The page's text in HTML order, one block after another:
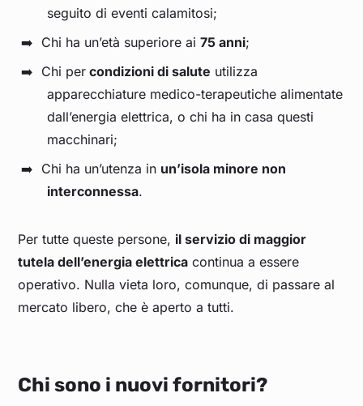
seguito di eventi calamitosi;
Chi ha un’età superiore ai 75 anni;
Chi per condizioni di salute utilizza
apparecchiature medico-terapeutiche alimentate
dall’energia elettrica, o chi ha in casa questi
macchinari;
Chi ha un’utenza in un’isola minore non
interconnessa.
Per tutte queste persone, il servizio di maggior
tutela dell’energia elettrica continua a essere
operativo. Nulla vieta loro, comunque, di passare al
mercato libero, che è aperto a tutti.
Chi sono i nuovi fornitori?